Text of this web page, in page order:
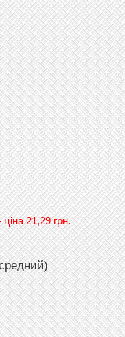
21,29 грн.